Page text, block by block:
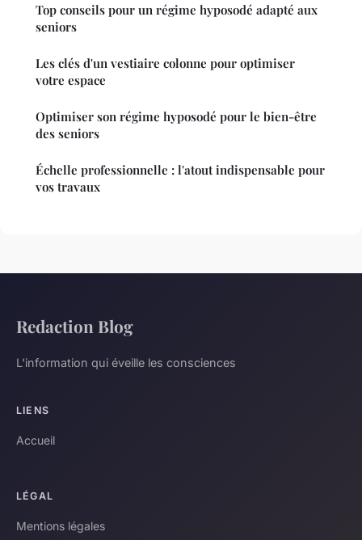
Top conseils pour un régime hyposodé adapté aux
seniors
Les clés d'un vestiaire colonne pour optimiser
votre espace
Optimiser son régime hyposodé pour le bien-être
des seniors
Échelle professionnelle : l'atout indispensable pour
vos travaux
Redaction Blog
L'information qui éveille les consciences
LIENS
Accueil
LÉGAL
Mentions légales